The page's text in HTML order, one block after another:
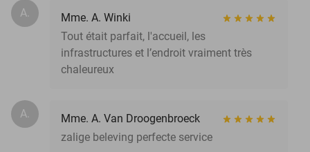
A.
Mme. A. Winki
Tout était parfait, l'accueil, les
infrastructures et l’endroit vraiment très
chaleureux
A.
Mme. A. Van Droogenbroeck
zalige beleving perfecte service